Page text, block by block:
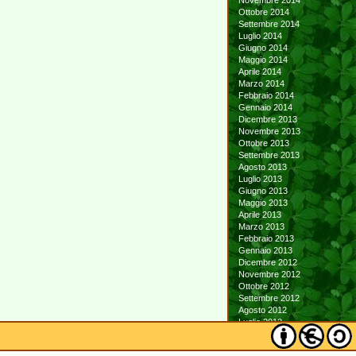
Ottobre 2014
Settembre 2014
Luglio 2014
Giugno 2014
Maggio 2014
Aprile 2014
Marzo 2014
Febbraio 2014
Gennaio 2014
Dicembre 2013
Novembre 2013
Ottobre 2013
Settembre 2013
Agosto 2013
Luglio 2013
Giugno 2013
Maggio 2013
Aprile 2013
Marzo 2013
Febbraio 2013
Gennaio 2013
Dicembre 2012
Novembre 2012
Ottobre 2012
Settembre 2012
Agosto 2012
Luglio 2012
Giugno 2012
Maggio 2012